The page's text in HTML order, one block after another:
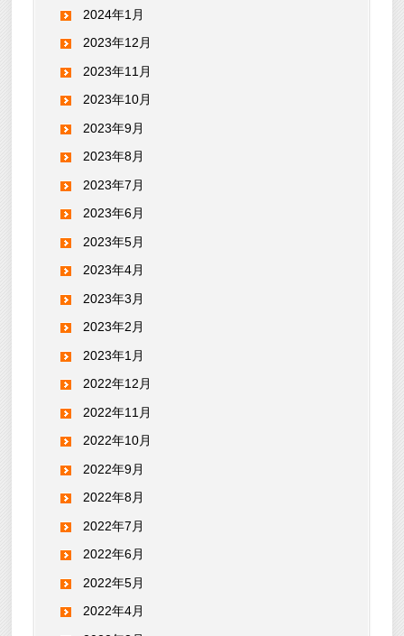
2024年1月
2023年12月
2023年11月
2023年10月
2023年9月
2023年8月
2023年7月
2023年6月
2023年5月
2023年4月
2023年3月
2023年2月
2023年1月
2022年12月
2022年11月
2022年10月
2022年9月
2022年8月
2022年7月
2022年6月
2022年5月
2022年4月